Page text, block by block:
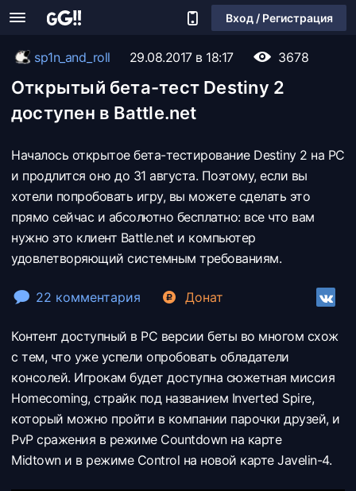
Вход / Регистрация
sp1n_and_roll 29.08.2017 в 18:17 3678
Открытый бета-тест Destiny 2
доступен в Battle.net
Началось открытое бета-тестирование Destiny 2 на PC
и продлится оно до 31 августа. Поэтому, если вы
хотели попробовать игру, вы можете сделать это
прямо сейчас и абсолютно бесплатно: все что вам
нужно это клиент Battle.net и компьютер
удовлетворяющий системным требованиям.
22 комментария Донат
Контент доступный в PC версии беты во многом схож
с тем, что уже успели опробовать обладатели
консолей. Игрокам будет доступна сюжетная миссия
Homecoming, страйк под названием Inverted Spire,
который можно пройти в компании парочки друзей, и
PvP сражения в режиме Countdown на карте
Midtown и в режиме Control на новой карте Javelin-4.